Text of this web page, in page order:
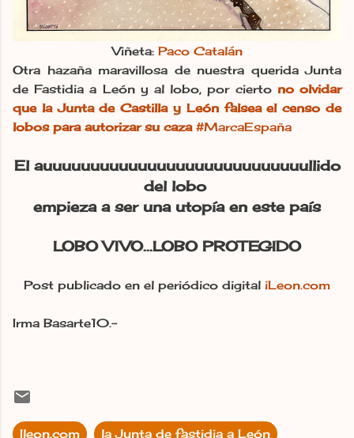
Viñeta: Paco Catalán
Otra hazaña maravillosa de nuestra querida Junta
de Fastidia a León y al lobo, por cierto no olvidar
que la Junta de Castilla y León falsea el censo de
lobos para autorizar su caza #MarcaEspaña
El auuuuuuuuuuuuuuuuuuuuuuuuuuuullido
del lobo
empieza a ser una utopía en este país
LOBO VIVO...LOBO PROTEGIDO
Post publicado en el periódico digital iLeon.com
Irma Basarte10.-
Ileon.com la Junta de fastidia a León